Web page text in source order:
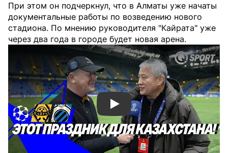
При этом он подчеркнул, что в Алматы уже начаты
документальные работы по возведению нового
стадиона. По мнению руководителя "Кайрата" уже
через два года в городе будет новая арена.
Смотреть видео YouTube